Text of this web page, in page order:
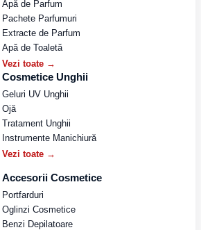
Apă de Parfum
Pachete Parfumuri
Extracte de Parfum
Apă de Toaletă
Vezi toate →
Cosmetice Unghii
Geluri UV Unghii
Ojă
Tratament Unghii
Instrumente Manichiură
Vezi toate →
Accesorii Cosmetice
Portfarduri
Oglinzi Cosmetice
Benzi Depilatoare